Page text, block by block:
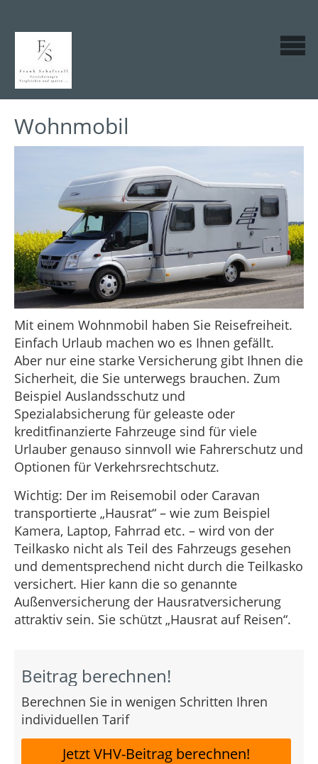
Wohnmobil
Mit einem Wohnmobil haben Sie Reisefreiheit.
Einfach Urlaub machen wo es Ihnen gefällt.
Aber nur eine starke Versicherung gibt Ihnen die
Sicherheit, die Sie unterwegs brauchen. Zum
Beispiel Auslandsschutz und
Spezialabsicherung für geleaste oder
kreditfinanzierte Fahrzeuge sind für viele
Urlauber genauso sinnvoll wie Fahrerschutz und
Optionen für Verkehrsrechtschutz.
Wichtig: Der im Reisemobil oder Caravan
transportierte „Hausrat“ – wie zum Beispiel
Kamera, Laptop, Fahrrad etc. – wird von der
Teilkasko nicht als Teil des Fahrzeugs gesehen
und dementsprechend nicht durch die Teilkasko
versichert. Hier kann die so genannte
Außenversicherung der Hausratversicherung
attraktiv sein. Sie schützt „Hausrat auf Reisen“.
Beitrag berechnen!
Berechnen Sie in wenigen Schritten Ihren
individuellen Tarif
Jetzt VHV-Beitrag berechnen!